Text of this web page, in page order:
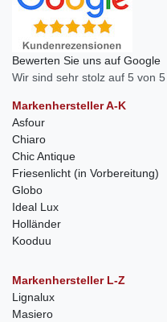
Bewerten Sie uns auf Google
Wir sind sehr stolz auf 5 von
Markenhersteller A-K
Asfour
Chiaro
Chic Antique
Friesenlicht (in Vorbereitung)
Globo
Ideal Lux
Holländer
Kooduu
Markenhersteller L-Z
Lignalux
Masiero